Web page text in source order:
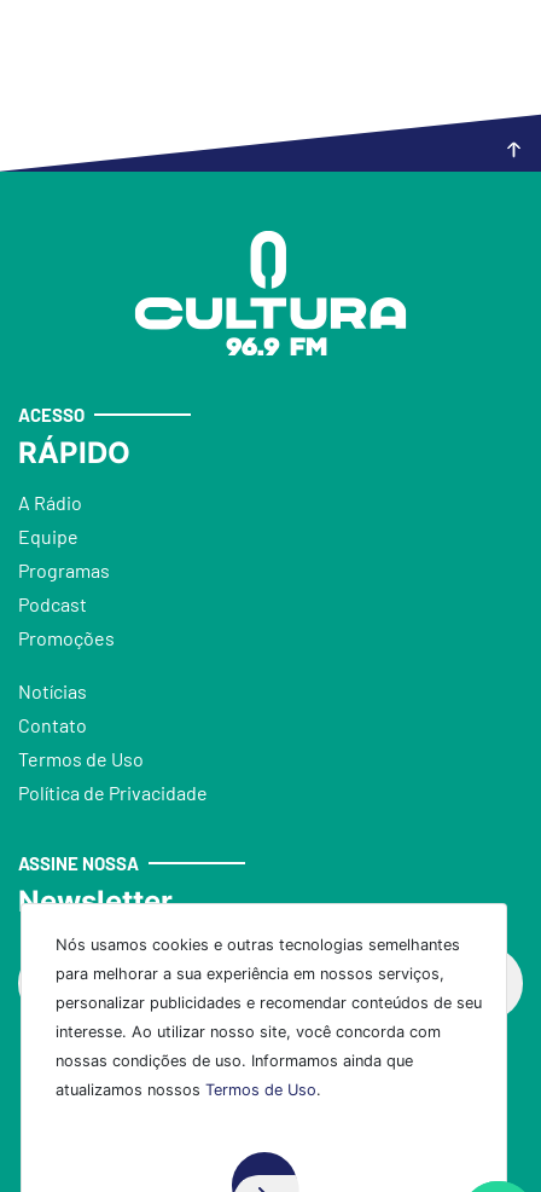
Nós usamos cookies e outras tecnologias semelhantes
para melhorar a sua experiência em nossos serviços,
personalizar publicidades e recomendar conteúdos de seu
interesse. Ao utilizar nosso site, você concorda com
nossas condições de uso. Informamos ainda que
atualizamos nossos Termos de Uso.
Aceito!
ACESSO
RÁPIDO
A Rádio
Equipe
Programas
Podcast
Promoções
Notícias
Contato
Termos de Uso
Política de Privacidade
ASSINE NOSSA
Newsletter
Assinar